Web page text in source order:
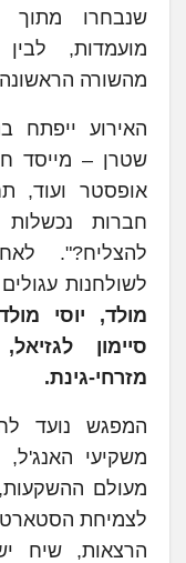
מועמדות, לבין
מהשורה
האירוע ייפתח
אופסטר ועוד,
חברות
להצליח?".
לשולחנות
מולד, יוסי
סיימון
מזרחי-גינת.
המפגש נועד
משקיעי האנג'ל,
מעולם ההשקעות,
לצמיחת
הרצאות, שיח